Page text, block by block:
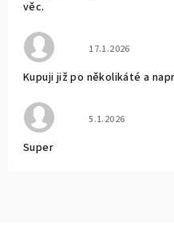
věc.
Hodnocení
17.1.2026
Kupuji již po několikáté a
Hodnocení
5.1.2026
Super